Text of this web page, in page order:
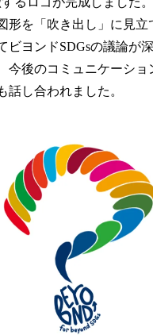
形を「吹き出し」に見立
ビヨンドSDGsの議論が
今後のコミュニケーショ
話し合われました。